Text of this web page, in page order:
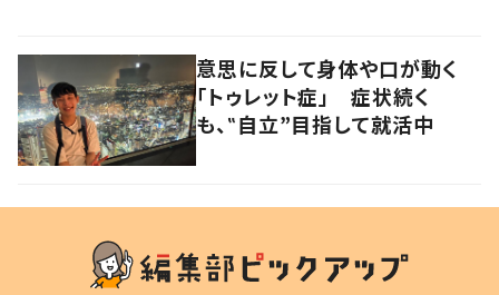
意思に反して身体や口が動く
「トゥレット症」 症状続く
も、‟自立”目指して就活中